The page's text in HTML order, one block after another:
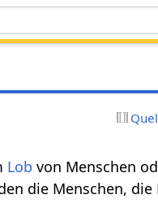
Lob von Menschen
die Menschen,